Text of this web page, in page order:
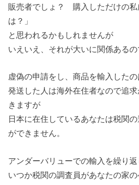
販売者でしょ？ 購入しただけの私
は？」
と思われるかもしれませんが
いえいえ、それが大いに関係あるの
虚偽の申請をし、商品を輸入したの
発送した人は海外在住者なので追
きますが
日本に在住しているあなたは税関
ができません。
アンダーバリューでの輸入を繰り返
いつか税関の調査員があなたの家の